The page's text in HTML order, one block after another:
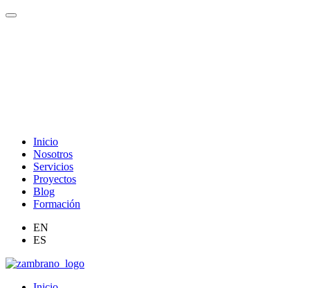
Saltar
Inicio
Nosotros
Servicios
Proyectos
Blog
Formación
EN
ES